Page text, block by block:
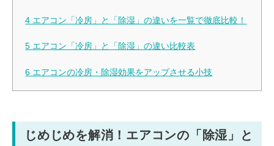
4 エアコン「冷房」と「除湿」の違いを一覧で徹底比較！
5 エアコン「冷房」と「除湿」の違い比較表
6 エアコンの冷房・除湿効果をアップさせる小技
じめじめを解消！エアコンの「除湿」と